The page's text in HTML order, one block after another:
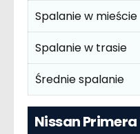
Spalanie w mieście
Spalanie w trasie
Średnie spalanie
Nissan Primera